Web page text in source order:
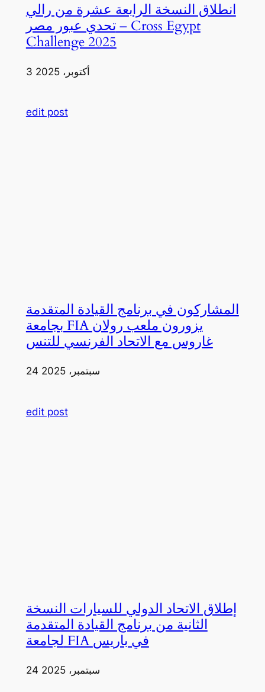
انطلاق النسخة الرابعة عشرة من رالي
تحدي عبور مصر – Cross Egypt
Challenge 2025
3 أكتوبر، 2025
edit post
المشاركون في برنامج القيادة المتقدمة
بجامعة FIA يزورون ملعب رولان
غاروس مع الاتحاد الفرنسي للتنس
24 سبتمبر، 2025
edit post
إطلاق الاتحاد الدولي للسيارات النسخة
الثانية من برنامج القيادة المتقدمة
لجامعة FIA في باريس
24 سبتمبر، 2025